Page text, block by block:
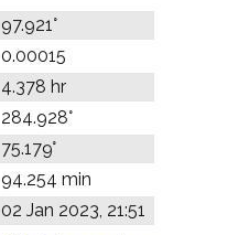
97.921°
0.00015
4.378 hr
284.928°
75.179°
94.254 min
02 Jan 2023, 21:51